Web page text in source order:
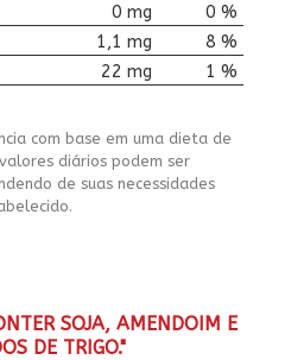
0 mg
0 %
1,1 mg
8 %
22 mg 1 %
com base em uma dieta de
diários podem ser
de suas necessidades
SOJA, AMENDOIM E
DE TRIGO."